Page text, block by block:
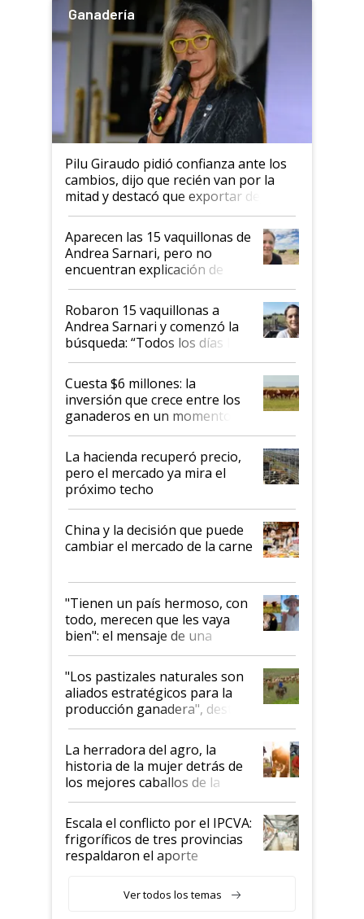
Ganadería
Pilu Giraudo pidió confianza ante los
cambios, dijo que recién van por la
mitad y destacó que exportar dejó de
ser "para unos pocos": "Tenemos un
mandato muy claro del gobierno
nacional"
Aparecen las 15 vaquillonas de
Andrea Sarnari, pero no
encuentran explicación de
cómo llegaron allí
Robaron 15 vaquillonas a
Andrea Sarnari y comenzó la
búsqueda: “Todos los días le
toca a algún productor”
Cuesta $6 millones: la
inversión que crece entre los
ganaderos en un momento
histórico para la actividad
La hacienda recuperó precio,
pero el mercado ya mira el
próximo techo
China y la decisión que puede
cambiar el mercado de la carne
"Tienen un país hermoso, con
todo, merecen que les vaya
bien": el mensaje de una
ganadera uruguaya sobre las
oportunidades que se abren
para el agro en Argentina, con
foco en la carne
"Los pastizales naturales son
aliados estratégicos para la
producción ganadera", destaca
la iniciativa que ya reúne a 46
establecimientos en Argentina
La herradora del agro, la
historia de la mujer detrás de
los mejores caballos de la
Argentina y los mitos que
todavía hacen sufrir a estos
animales: "Mientras me
descalificaban, yo seguí
haciendo currículum"
Escala el conflicto por el IPCVA:
frigoríficos de tres provincias
respaldaron el aporte
Ver todos los temas